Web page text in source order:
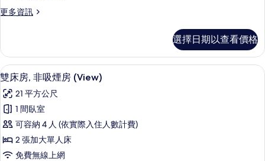
非
煙
房
的
所
有
相
片
更多資訊
更
雙
床
房,
吸
煙
房
的
詳
情
選擇日期以查看價格
顯
示
雙
床
房,
非
雙床房, 非吸煙房 (View) | 羽絨被、書
3
雙床房, 非吸煙房 (View)
21 平方公尺
1 間臥室
可容納 4 人 (依實際入住人數計費)
2 張加大單人床
免費無線上網